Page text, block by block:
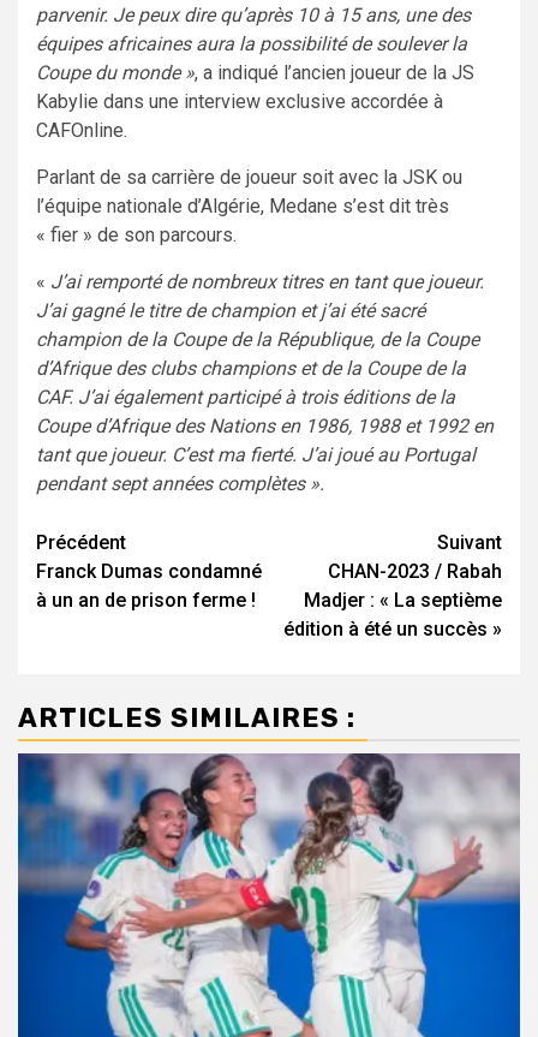
parvenir. Je peux dire qu’après 10 à 15 ans, une des
équipes africaines aura la possibilité de soulever la
Coupe du monde », a indiqué l’ancien joueur de la JS
Kabylie dans une interview exclusive accordée à
CAFOnline.
Parlant de sa carrière de joueur soit avec la JSK ou
l’équipe nationale d’Algérie, Medane s’est dit très
« fier » de son parcours.
« J’ai remporté de nombreux titres en tant que joueur.
J’ai gagné le titre de champion et j’ai été sacré
champion de la Coupe de la République, de la Coupe
d’Afrique des clubs champions et de la Coupe de la
CAF. J’ai également participé à trois éditions de la
Coupe d’Afrique des Nations en 1986, 1988 et 1992 en
tant que joueur. C’est ma fierté. J’ai joué au Portugal
pendant sept années complètes ».
Navigation
d’article
Précédent
Franck Dumas condamné
à un an de prison ferme !
Suivant
CHAN-2023 / Rabah
Madjer : « La septième
édition à été un succès »
ARTICLES SIMILAIRES :